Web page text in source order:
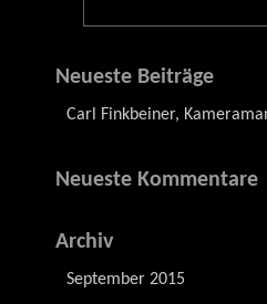
Neueste Beiträge
Carl Finkbeiner,
Neueste Kommentare
Archiv
September 2015